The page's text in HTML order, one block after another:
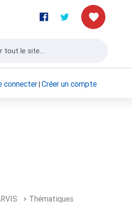
connecter| Créer un compte
Thématiques